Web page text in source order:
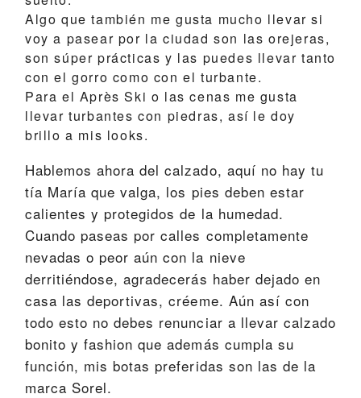
Algo que también me gusta mucho llevar si
voy a pasear por la ciudad son lasorejeras,
son súper prácticas y las puedes llevar tanto
con el gorro como con el turbante.
Para el Après Ski o las cenas me gusta
llevarturbantes con piedras, así le doy
brillo a mis looks.
Hablemos ahora del calzado, aquí no hay tu
tía María que valga, los pies deben estar
calientes y protegidos de la humedad.
Cuando paseas por calles completamente
nevadas o peor aún con la nieve
derritiéndose, agradecerás haber dejado en
casa las deportivas, créeme. Aún así con
todo esto no debes renunciar a llevar calzado
bonito y fashion que además cumpla su
función, mis botas preferidas son las de la
marca Sorel.